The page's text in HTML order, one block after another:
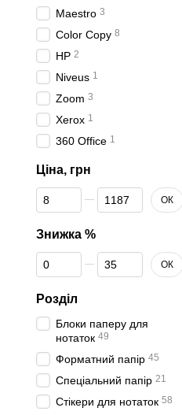
Maestro 3
Color Copy 8
HP 2
Niveus 1
Zoom 3
Xerox 1
360 Office 1
Ціна, грн
Від Ціна, грн
До Ціна, грн ОК
Знижка %
Від Знижка %
До Знижка % ОК
Розділ
Блоки паперу для
нотаток 49
Форматний папір 45
Спеціальний папір 21
Стікери для нотаток 58